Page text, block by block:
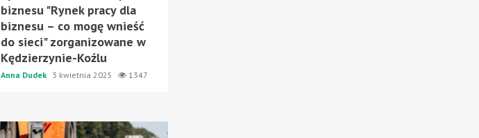
biznesu "Rynek pracy dla
biznesu – co mogę wnieść
do sieci" zorganizowane w
Kędzierzynie-Koźlu
Anna Dudek 3 kwietnia 2025 1347